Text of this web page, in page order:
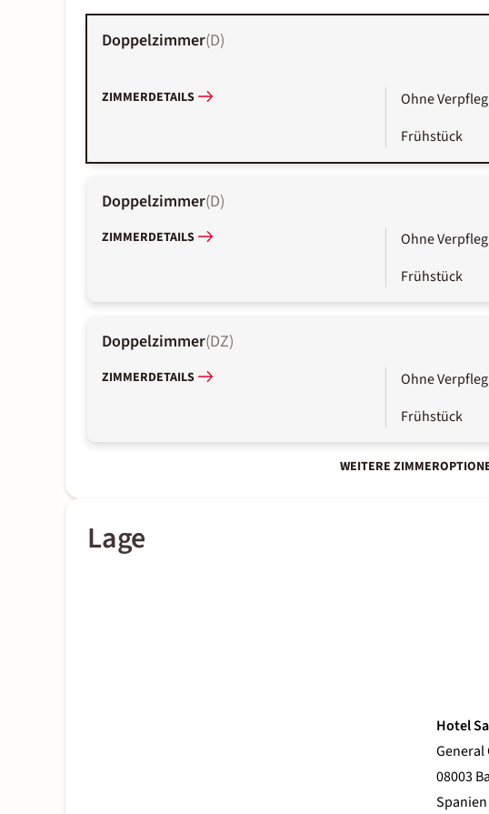
Doppelzimmer(D)
ZIMMERDETAILS Ohne
Frühstück
Doppelzimmer(D)
ZIMMERDETAILS Ohne
Frühstück
Doppelzimmer(DZ)
ZIMMERDETAILS Ohne
Frühstück
WEITERE
Lage
Hotel
General
08003
Spanien